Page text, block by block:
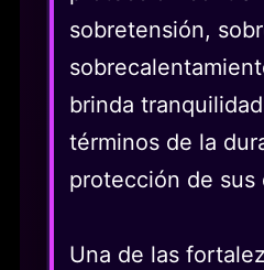
sobretensión,
brinda
términos de la
protección de sus
Una de las